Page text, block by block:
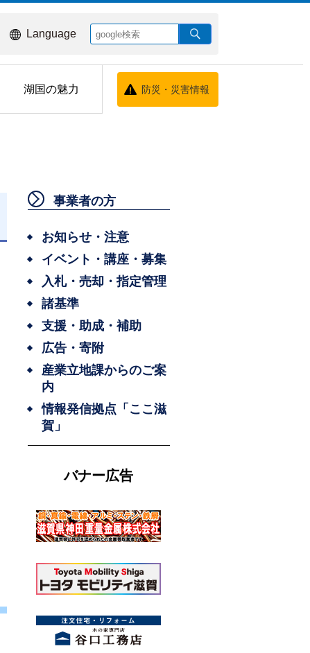
Language
湖国の魅力 防災・災害情報
事業者の方
お知らせ・注意
イベント・講座・募集
入札・売却・指定管理
諸基準
支援・助成・補助
広告・寄附
産業立地課からのご案
内
情報発信拠点「ここ滋
賀」
バナー広告